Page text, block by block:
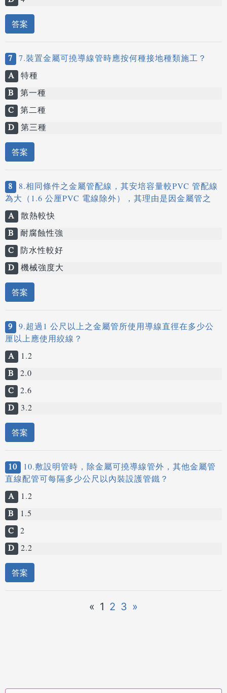
答案
7 7.裝置金屬可撓導線管時應按何種接地種類施工？
A 特種
B 第一種
C 第二種
D 第三種
答案
8 8.相同條件之金屬管配線，其安培容量較PVC 管配線
為大（1.6 公厘PVC 電線除外），其理由是因金屬管之
A 散熱較快
B 耐腐蝕性強
C 防水性較好
D 機械強度大
答案
9 9.超過1 公尺以上之金屬管所使用導線直徑在多少公
厘以上應使用絞線？
A
1.2
B 2.0
C 2.6
D 3.2
答案
10 10.敷設明管時，除金屬可撓導線管外，其他金屬管
直線配管可每隔多少公尺以內裝設護管鐵？
A
1.2
B
1.5
C 2
D 2.2
答案
« 1 2 3 »